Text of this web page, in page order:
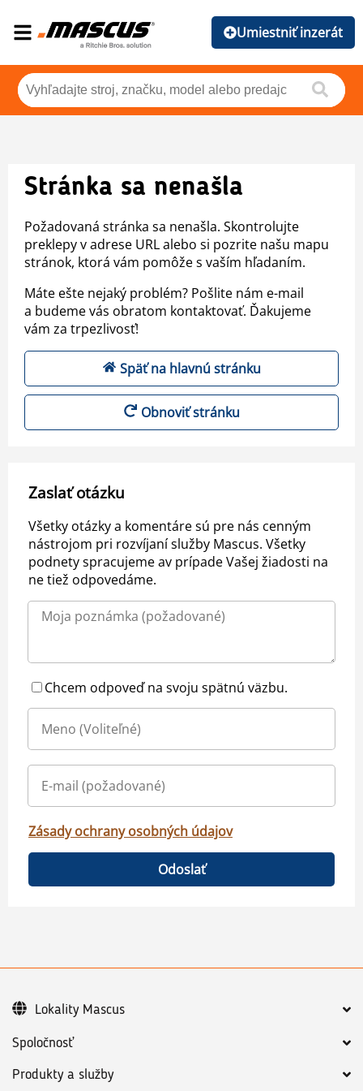
Umiestniť inzerát
Stránka sa nenašla
Požadovaná stránka sa nenašla. Skontrolujte
preklepy v adrese URL alebo si pozrite našu mapu
stránok, ktorá vám pomôže s vaším hľadaním.
Máte ešte nejaký problém? Pošlite nám e-mail
a budeme vás obratom kontaktovať. Ďakujeme
vám za trpezlivosť!
Späť na hlavnú stránku
Obnoviť stránku
Zaslať otázku
Všetky otázky a komentáre sú pre nás cenným
nástrojom pri rozvíjaní služby Mascus. Všetky
podnety spracujeme av prípade Vašej žiadosti na
ne tiež odpovedáme.
Chcem odpoveď na svoju spätnú väzbu.
Zásady ochrany osobných údajov
Odoslať
Spoločnosť
Produkty a služby
Lokality Mascus